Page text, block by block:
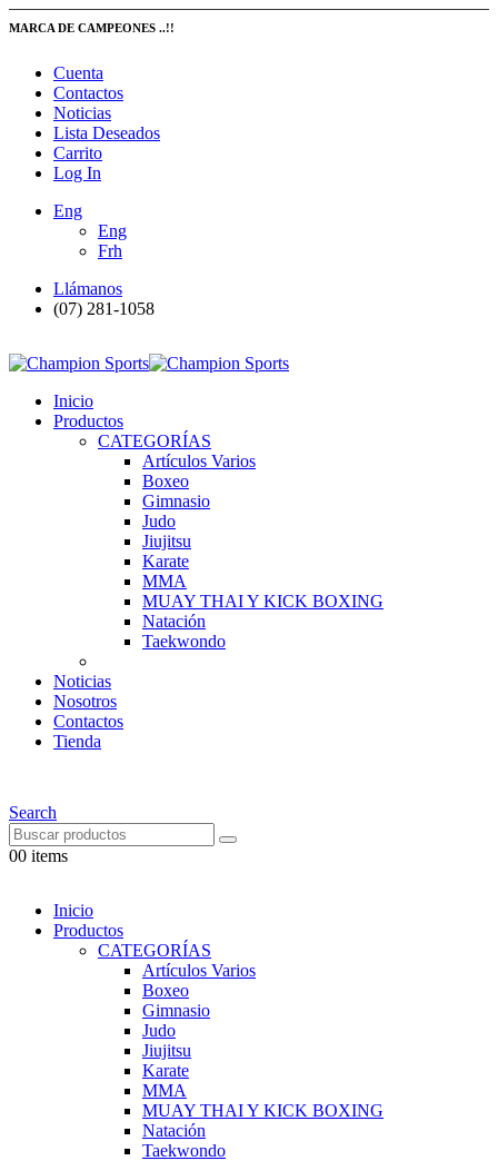
MARCA DE CAMPEONES ..!!
Cuenta
Contactos
Noticias
Lista Deseados
Carrito
Log In
Eng
Eng
Frh
Llámanos
(07) 281-1058
Inicio
Productos
CATEGORÍAS
Artículos Varios
Boxeo
Gimnasio
Judo
Jiujitsu
Karate
MMA
MUAY THAI Y KICK BOXING
Natación
Taekwondo
Noticias
Nosotros
Contactos
Tienda
Search
00 items
Inicio
Productos
CATEGORÍAS
Artículos Varios
Boxeo
Gimnasio
Judo
Jiujitsu
Karate
MMA
MUAY THAI Y KICK BOXING
Natación
Taekwondo